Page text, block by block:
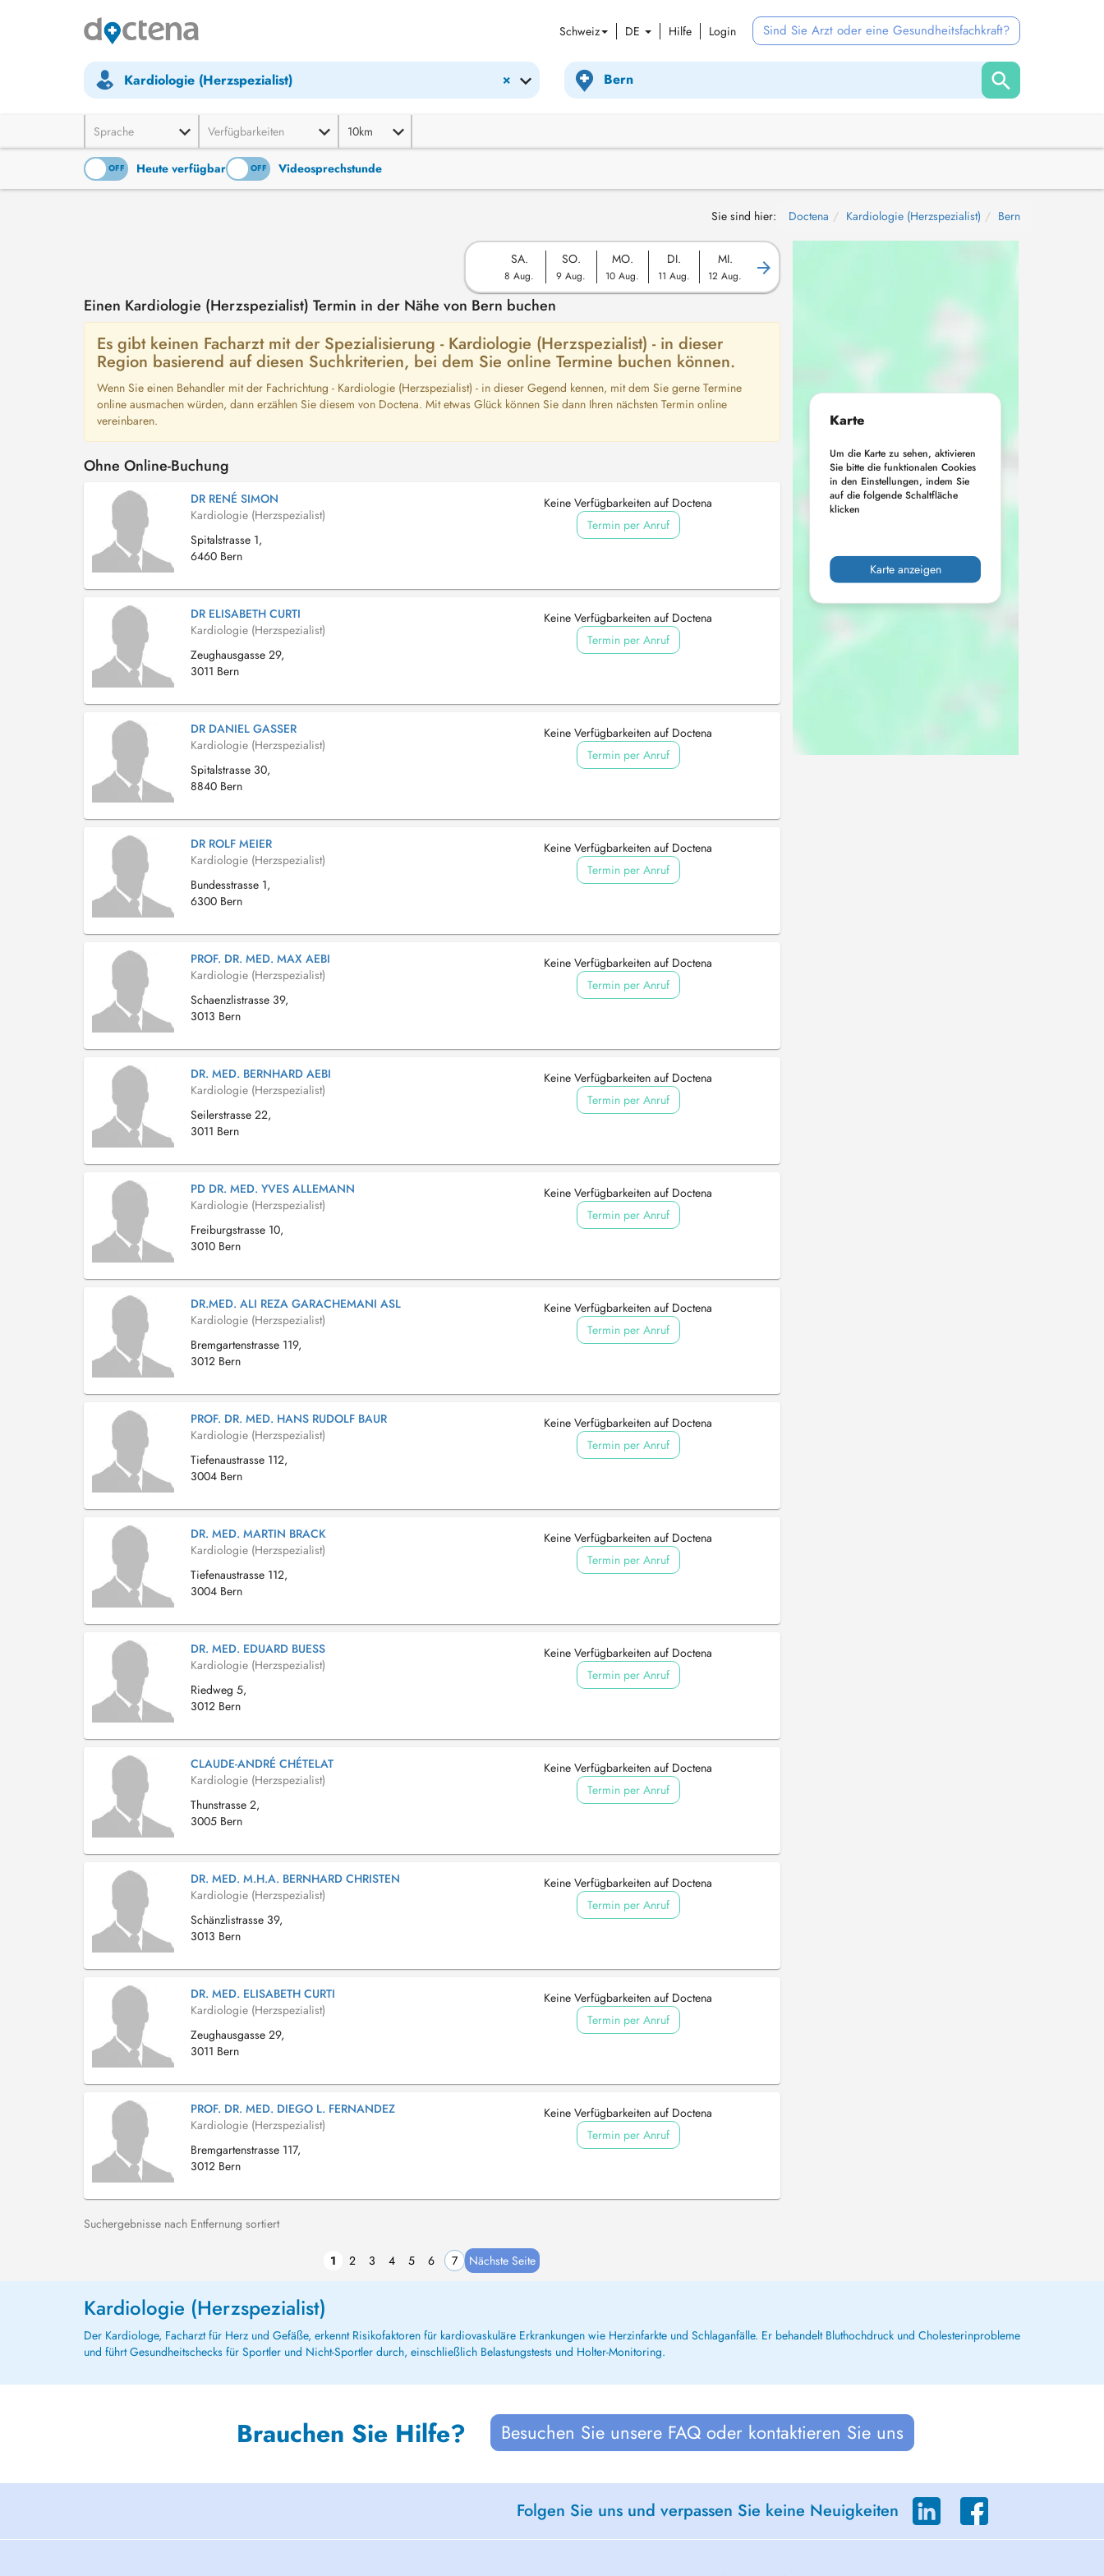
Schweiz DE Hilfe Login Sind Sie Arzt oder eine Gesundheitsfachkraft?
×
Kardiologie (Herzspezialist)
Sprache Verfügbarkeiten 10km
OFF Heute verfügbar
ON OFF Videosprechstunde
Sie sind hier: Doctena Kardiologie (Herzspezialist) Bern
SA.
8 Aug.
SO.
9 Aug.
MO.
10 Aug.
DI.
11 Aug.
MI.
12 Aug.
Einen Kardiologie (Herzspezialist) Termin in der Nähe von Bern buchen
Es gibt keinen Facharzt mit der Spezialisierung - Kardiologie (Herzspezialist) - in dieser
Region basierend auf diesen Suchkriterien, bei dem Sie online Termine buchen können.
Wenn Sie einen Behandler mit der Fachrichtung - Kardiologie (Herzspezialist) - in dieser Gegend kennen, mit dem Sie gerne Termine
online ausmachen würden, dann erzählen Sie diesem von Doctena. Mit etwas Glück können Sie dann Ihren nächsten Termin online
vereinbaren.
Ohne Online-Buchung
DR RENÉ SIMON
Kardiologie (Herzspezialist)
Spitalstrasse 1,
6460 Bern
Keine Verfügbarkeiten auf Doctena
Termin per Anruf
DR ELISABETH CURTI
Kardiologie (Herzspezialist)
Zeughausgasse 29,
3011 Bern
Keine Verfügbarkeiten auf Doctena
Termin per Anruf
DR DANIEL GASSER
Kardiologie (Herzspezialist)
Spitalstrasse 30,
8840 Bern
Keine Verfügbarkeiten auf Doctena
Termin per Anruf
DR ROLF MEIER
Kardiologie (Herzspezialist)
Bundesstrasse 1,
6300 Bern
Keine Verfügbarkeiten auf Doctena
Termin per Anruf
PROF. DR. MED. MAX AEBI
Kardiologie (Herzspezialist)
Schaenzlistrasse 39,
3013 Bern
Keine Verfügbarkeiten auf Doctena
Termin per Anruf
DR. MED. BERNHARD AEBI
Kardiologie (Herzspezialist)
Seilerstrasse 22,
3011 Bern
Keine Verfügbarkeiten auf Doctena
Termin per Anruf
PD DR. MED. YVES ALLEMANN
Kardiologie (Herzspezialist)
Freiburgstrasse 10,
3010 Bern
Keine Verfügbarkeiten auf Doctena
Termin per Anruf
DR.MED. ALI REZA GARACHEMANI ASL
Kardiologie (Herzspezialist)
Bremgartenstrasse 119,
3012 Bern
Keine Verfügbarkeiten auf Doctena
Termin per Anruf
PROF. DR. MED. HANS RUDOLF BAUR
Kardiologie (Herzspezialist)
Tiefenaustrasse 112,
3004 Bern
Keine Verfügbarkeiten auf Doctena
Termin per Anruf
DR. MED. MARTIN BRACK
Kardiologie (Herzspezialist)
Tiefenaustrasse 112,
3004 Bern
Keine Verfügbarkeiten auf Doctena
Termin per Anruf
DR. MED. EDUARD BUESS
Kardiologie (Herzspezialist)
Riedweg 5,
3012 Bern
Keine Verfügbarkeiten auf Doctena
Termin per Anruf
CLAUDE-ANDRÉ CHÉTELAT
Kardiologie (Herzspezialist)
Thunstrasse 2,
3005 Bern
Keine Verfügbarkeiten auf Doctena
Termin per Anruf
DR. MED. M.H.A. BERNHARD CHRISTEN
Kardiologie (Herzspezialist)
Schänzlistrasse 39,
3013 Bern
Keine Verfügbarkeiten auf Doctena
Termin per Anruf
DR. MED. ELISABETH CURTI
Kardiologie (Herzspezialist)
Zeughausgasse 29,
3011 Bern
Keine Verfügbarkeiten auf Doctena
Termin per Anruf
PROF. DR. MED. DIEGO L. FERNANDEZ
Kardiologie (Herzspezialist)
Bremgartenstrasse 117,
3012 Bern
Keine Verfügbarkeiten auf Doctena
Termin per Anruf
Suchergebnisse nach Entfernung sortiert
1 2 3 4 5 6 7 Nächste Seite
Karte
Um die Karte zu sehen, aktivieren
Sie bitte die funktionalen Cookies
in den Einstellungen, indem Sie
auf die folgende Schaltfläche
klicken
Karte anzeigen
Kardiologie (Herzspezialist)
Der Kardiologe, Facharzt für Herz und Gefäße, erkennt Risikofaktoren für kardiovaskuläre Erkrankungen wie Herzinfarkte und Schlaganfälle. Er behandelt Bluthochdruck und Cholesterinprobleme
und führt Gesundheitschecks für Sportler und Nicht-Sportler durch, einschließlich Belastungstests und Holter-Monitoring.
Brauchen Sie Hilfe? Besuchen Sie unsere FAQ oder kontaktieren Sie uns
Folgen Sie uns und verpassen Sie keine Neuigkeiten